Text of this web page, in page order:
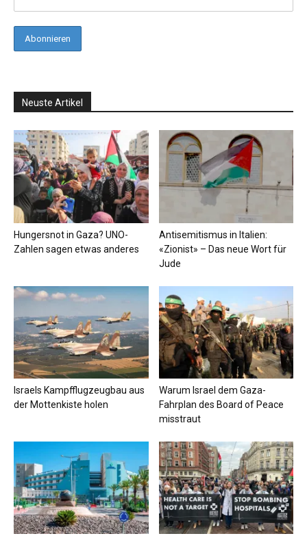
Neuste Artikel
Hungersnot in Gaza? UNO-
Zahlen sagen etwas anderes
Antisemitismus in Italien:
«Zionist» – Das neue Wort für
Jude
Israels Kampfflugzeugbau aus
der Mottenkiste holen
Warum Israel dem Gaza-
Fahrplan des Board of Peace
misstraut